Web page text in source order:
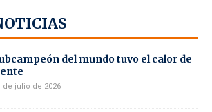
del mundo tuvo el calor de
de julio de 2026